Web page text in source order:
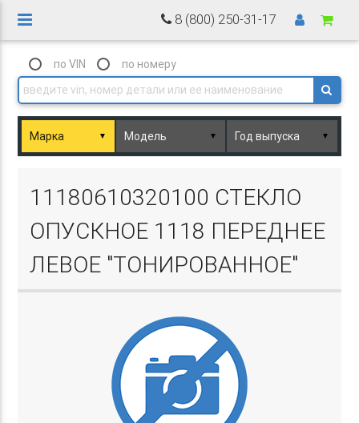
8 (800) 250-31-17
по VIN по номеру
▼ ▼ ▼
11180610320100 СТЕКЛО
ОПУСКНОЕ 1118 ПЕРЕДНЕЕ
ЛЕВОЕ "ТОНИРОВАННОЕ"